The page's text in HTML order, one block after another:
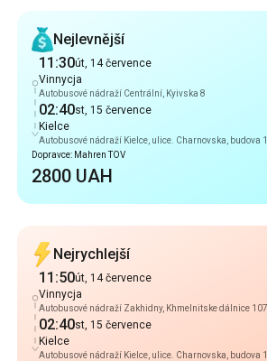
Nejlevnější
11:30út, 14 července
Vinnycja
Autobusové nádraží Centrální, Kyivska 8
02:40st, 15 července
Kielce
Autobusové nádraží Kielce, ulice. Charnovska, budova
Dopravce: Mahren TOV
2800 UAH
Nejrychlejší
11:50út, 14 července
Vinnycja
Autobusové nádraží Zakhidny, Khmelnitske dálnice 107
02:40st, 15 července
Kielce
Autobusové nádraží Kielce, ulice. Charnovska, budova